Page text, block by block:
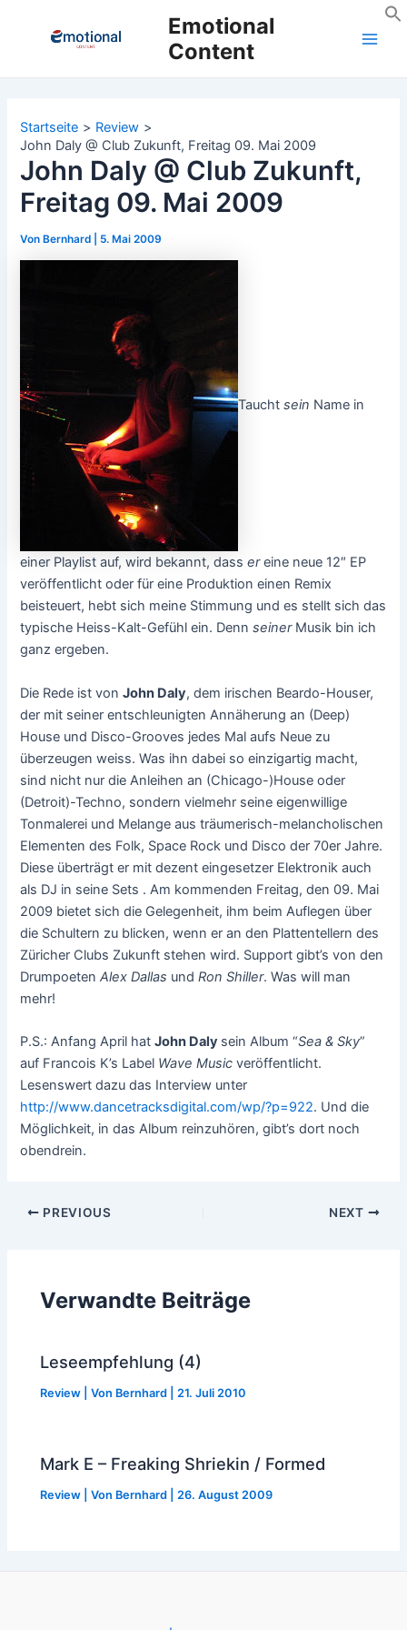
Emotional
Content
Startseite
Review
John Daly @ Club Zukunft, Freitag 09. Mai 2009
John Daly @ Club Zukunft,
Freitag 09. Mai 2009
Von Bernhard 5. Mai 2009
Tauchtsein Name in
einer Playlist auf, wird bekannt, dassereine neue 12″ EP
veröffentlicht oder für eine Produktion einen Remix
beisteuert, hebt sich meine Stimmung und es stellt sich das
typische Heiss-Kalt-Gefühl ein. DennseinerMusik bin ich
ganz ergeben.
Die Rede ist vonJohn Daly, dem irischen Beardo-Houser,
der mit seiner entschleunigten Annäherung an (Deep)
House und Disco-Grooves jedes Mal aufs Neue zu
überzeugen weiss. Was ihn dabei so einzigartig macht,
sind nicht nur die Anleihen an (Chicago-)House oder
(Detroit)-Techno, sondern vielmehr seine eigenwillige
Tonmalerei und Melange aus träumerisch-melancholischen
Elementen des Folk, Space Rock und Disco der 70er Jahre.
Diese überträgt er mit dezent eingesetzer Elektronik auch
als DJ in seine Sets . Am kommenden Freitag, den 09. Mai
2009 bietet sich die Gelegenheit, ihm beim Auflegen über
die Schultern zu blicken, wenn er an den Plattentellern des
Züricher Clubs Zukunft stehen wird. Support gibt’s von den
DrumpoetenAlex Dallas undRon Shiller. Was will man
mehr!
P.S.: Anfang April hatJohn Daly sein Album “Sea & Sky”
auf Francois K’s Label Wave Music veröffentlicht.
Lesenswert dazu das Interview unter
http://www.dancetracksdigital.com/wp/?p=922. Und die
Möglichkeit, in das Album reinzuhören, gibt’s dort noch
obendrein.
Post
PREVIOUS NEXT
Verwandte Beiträge
Leseempfehlung (4)
Review | Von Bernhard 21. Juli 2010
Mark E – Freaking Shriekin / Formed
Review | Von Bernhard |26. August 2009